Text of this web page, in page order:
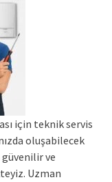
için teknik servis
oluşabilecek
güvenilir ve
Uzman